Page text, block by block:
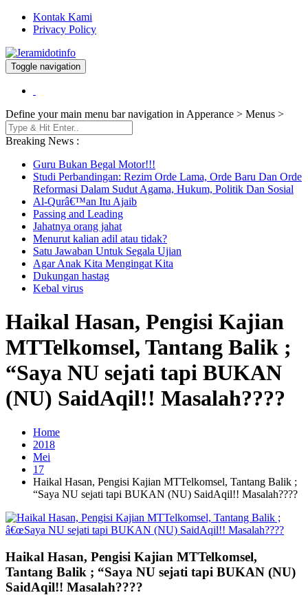
Kontak Kami
Privacy Policy
Jeramidotinfo
Berita dan Informasi Terkini
Toggle navigation
Define your main menu bar navigation in Apperance > Menus >
Breaking News :
Guru Bukan Begal Motor!!!
Studi Perbandingan: Rezim Orde Lama, Orde Baru Dan Orde
Reformasi Dalam Sudut Agama, Hukum, Politik Dan Sosial
Al-Qurâ€™an Itu Ajaib
Passing and Leading
Jahatnya orang jahat
Menurut kalian adil atau tidak?
Satu Jawaban Untuk Segala Ujian
Agar Anak Kita Mengingat Kita
Dukungan hastag
Kebal virus
Haikal Hasan, Pengisi Kajian
MTTelkomsel, Tantang Balik ;
“Saya NU sejati tapi BUKAN
(NU) SaidAqil!! Masalah????
Home
2018
Mei
17
Haikal Hasan, Pengisi Kajian MTTelkomsel, Tantang Balik ;
“Saya NU sejati tapi BUKAN (NU) SaidAqil!! Masalah????
Haikal Hasan, Pengisi Kajian MTTelkomsel,
Tantang Balik ; “Saya NU sejati tapi BUKAN (NU)
SaidAqil!! Masalah????